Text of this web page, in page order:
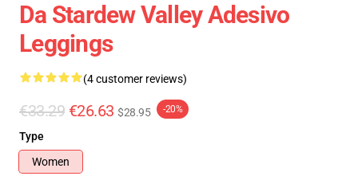
Da Stardew Valley Adesivo
Leggings
(4 customer reviews)
€33.29 €26.63 $28.95 -20%
Type
Women